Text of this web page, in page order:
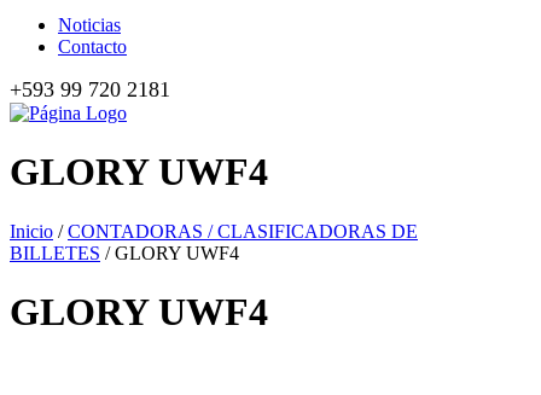
Noticias
Contacto
+593 99 720 2181
GLORY UWF4
Inicio /CONTADORAS / CLASIFICADORAS DE
BILLETES / GLORY UWF4
GLORY UWF4